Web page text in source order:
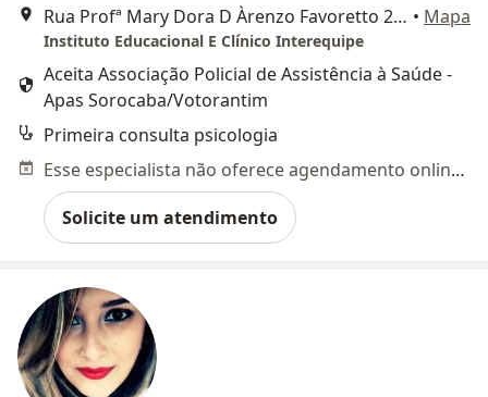
Rua Profª Mary Dora D Àrenzo Favoretto 201 Trujillo, Sorocaba • Mapa
Instituto Educacional E Clínico Interequipe
Aceita Associação Policial de Assistência à Saúde -
Apas Sorocaba/Votorantim
Primeira consulta psicologia
Esse especialista não oferece agendamento online para esse endereço.
Solicite um atendimento